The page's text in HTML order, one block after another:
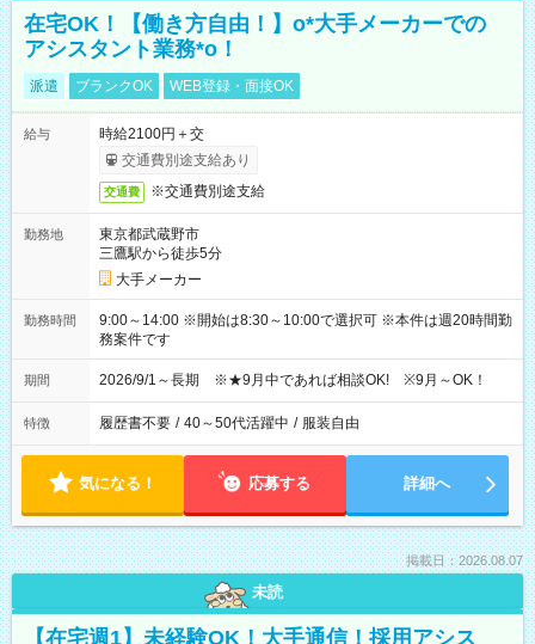
在宅OK！【働き方自由！】o*大手メーカーでの
アシスタント業務*o！
派遣 ブランクOK WEB登録・面接OK
給与
時給2100円＋交
交通費別途支給あり
交通費 ※交通費別途支給
勤務地
東京都武蔵野市
三鷹駅から徒歩5分
大手メーカー
勤務時間
9:00～14:00 ※開始は8:30～10:00で選択可 ※本件は週20時間勤
務案件です
期間 2026/9/1～長期 ※★9月中であれば相談OK! ※9月～OK！
特徴 履歴書不要 / 40～50代活躍中 / 服装自由
気になる！ 応募する 詳細へ
掲載日：2026.08.07
未読
【在宅週1】未経験OK！大手通信！採用アシス